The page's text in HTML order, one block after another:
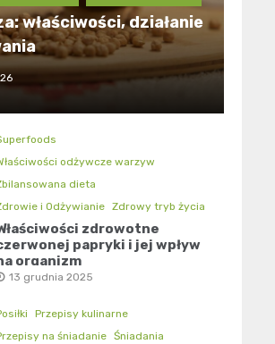
właściwości, działanie
odżywcze warzyw
dieta
i Odżywianie Zdrowy tryb życia
zdrowotne
papryki i jej wpływ
organizm
13 grudnia 2025
Przepisy kulinarne
na śniadanie Śniadania